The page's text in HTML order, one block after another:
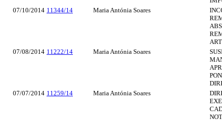
07/10/2014 11344/14 Maria Antónia Soares
07/08/2014 11222/14 Maria Antónia Soares
07/07/2014 11259/14 Maria Antónia Soares